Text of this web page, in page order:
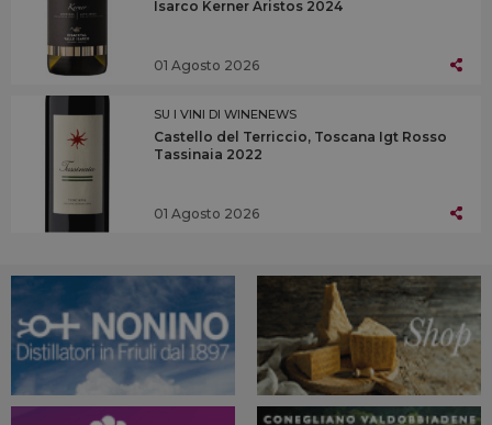
Isarco Kerner Aristos 2024
01 Agosto 2026
SU I VINI DI WINENEWS
Castello del Terriccio, Toscana Igt Rosso
Tassinaia 2022
01 Agosto 2026